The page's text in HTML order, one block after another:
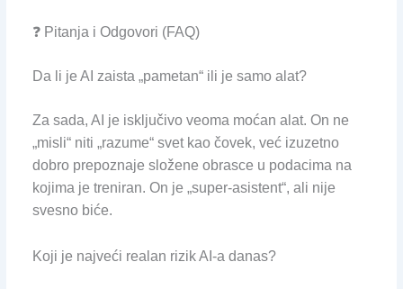
❓ Pitanja i Odgovori (FAQ)
Da li je AI zaista „pametan“ ili je samo alat?
Za sada, AI je isključivo veoma moćan alat. On ne
„misli“ niti „razume“ svet kao čovek, već izuzetno
dobro prepoznaje složene obrasce u podacima na
kojima je treniran. On je „super-asistent“, ali nije
svesno biće.
Koji je najveći realan rizik AI-a danas?